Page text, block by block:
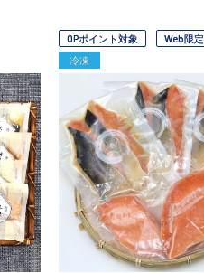
OPポイント対象
Web限定
冷凍